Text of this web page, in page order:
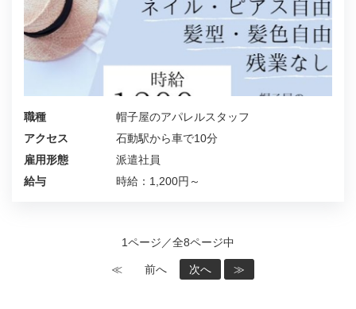
職種
帽子屋のアパレルスタッフ
アクセス
石動駅から車で10分
雇用形態
派遣社員
給与
時給：1,200円～
1ページ／全8ページ中
≪ 前へ 次へ ≫